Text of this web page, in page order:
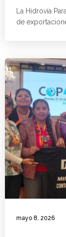
La Hidrovía
de
mayo 8, 2026